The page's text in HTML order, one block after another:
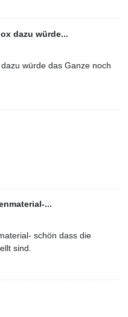
dazu würde...
würde das Ganze noch
...
schön dass die
sind.